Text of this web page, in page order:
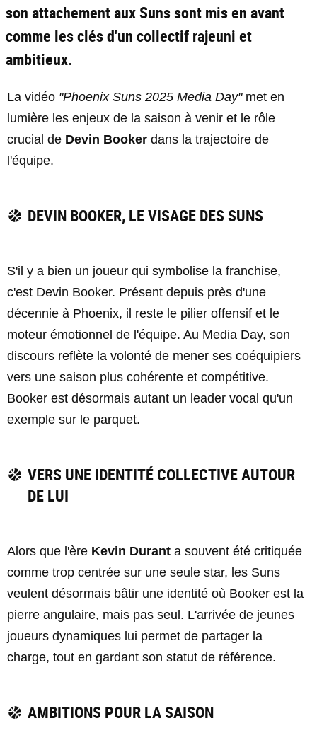
son attachement aux Suns sont mis en avant
comme les clés d'un collectif rajeuni et
ambitieux.
La vidéo "Phoenix Suns 2025 Media Day"met en
lumière les enjeux de la saison à venir et le rôle
crucial de Devin Booker dans la trajectoire de
l'équipe.
DEVIN BOOKER, LE VISAGE DES SUNS
S'il y a bien un joueur qui symbolise la franchise,
c'est Devin Booker. Présent depuis près d'une
décennie à Phoenix, il reste le pilier offensif et le
moteur émotionnel de l'équipe. Au Media Day, son
discours reflète la volonté de mener ses coéquipiers
vers une saison plus cohérente et compétitive.
Booker est désormais autant un leader vocal qu'un
exemple sur le parquet.
VERS UNE IDENTITÉ COLLECTIVE AUTOUR
DE LUI
Alors que l'ère Kevin Durant a souvent été critiquée
comme trop centrée sur une seule star, les Suns
veulent désormais bâtir une identité où Booker est la
pierre angulaire, mais pas seul. L'arrivée de jeunes
joueurs dynamiques lui permet de partager la
charge, tout en gardant son statut de référence.
AMBITIONS POUR LA SAISON